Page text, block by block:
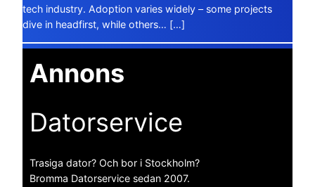
tech industry. Adoption varies widely – some projects
dive in headfirst, while others… […]
Annons
Datorservice
Trasiga dator? Och bor i Stockholm?
Bromma Datorservice sedan 2007.